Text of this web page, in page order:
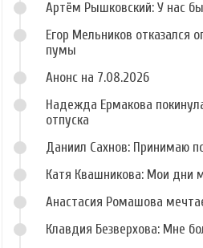
Артём Рышковский: У нас
Егор Мельников отказался
пумы
Анонс на 7.08.2026
Надежда Ермакова
отпуска
Даниил Сахнов: Принимаю
Катя Квашникова: Мои дни
Анастасия Ромашова
Клавдия Безверхова: Мне